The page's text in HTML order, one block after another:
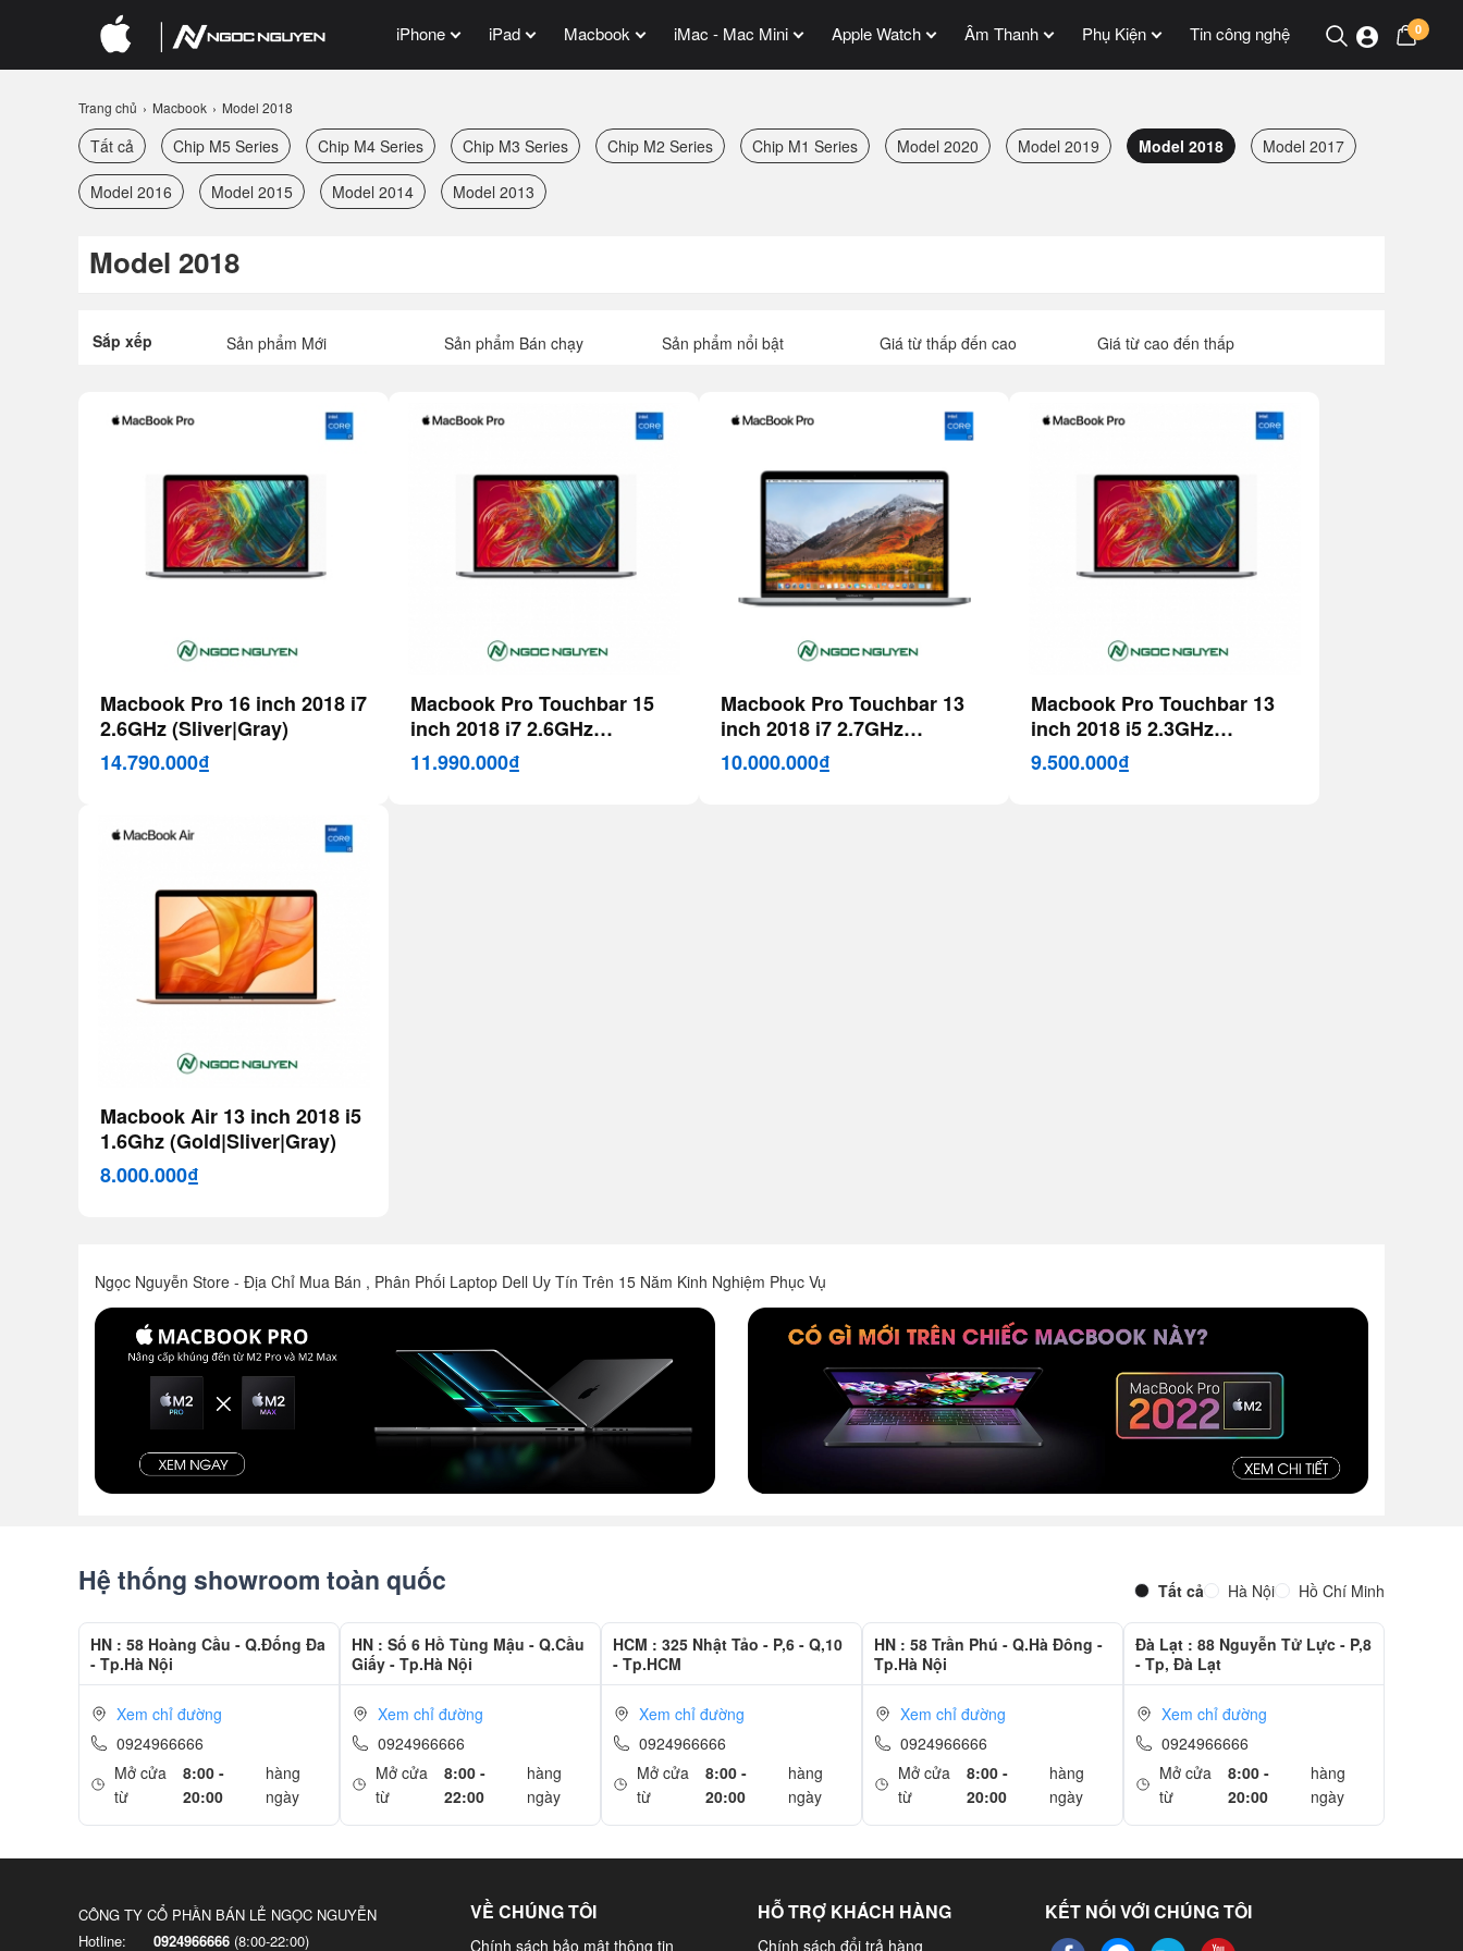
iPhone iPad Macbook iMac - Mac Mini Apple Watch Âm Thanh Phụ Kiện Tin công nghệ 0
Trang chủ Macbook Model 2018
Tất cả Chip M5 Series Chip M4 Series Chip M3 Series Chip M2 Series Chip M1 Series Model 2020 Model 2019 Model 2018 Model 2017
Model 2016 Model 2015 Model 2014 Model 2013
Model 2018
Sắp xếp Sản phẩm Mới Sản phẩm Bán chạy Sản phẩm nổi bật Giá từ thấp đến cao Giá từ cao đến thấp
Macbook Pro 16 inch 2018 i7
2.6GHz (Sliver|Gray)
14.790.000₫
Macbook Pro Touchbar 15
inch 2018 i7 2.6GHz
(Sliver|Gray)
11.990.000₫
Macbook Pro Touchbar 13
inch 2018 i7 2.7GHz
(Sliver|Gray)
10.000.000₫
Macbook Pro Touchbar 13
inch 2018 i5 2.3GHz
(Sliver|Gray)
9.500.000₫
Macbook Air 13 inch 2018 i5
1.6Ghz (Gold|Sliver|Gray)
8.000.000₫
Ngọc Nguyễn Store - Địa Chỉ Mua Bán , Phân Phối Laptop Dell Uy Tín Trên 15 Năm Kinh Nghiệm Phục Vụ
Hệ thống showroom toàn quốc Tất cả Hà Nội Hồ Chí Minh
HN : 58 Hoàng Cầu - Q.Đống Đa
- Tp.Hà Nội
Xem chỉ đường
0924966666
Mở cửa
từ
8:00 -
20:00
hàng
ngày
HN : Số 6 Hồ Tùng Mậu - Q.Cầu
Giấy - Tp.Hà Nội
Xem chỉ đường
0924966666
Mở cửa
từ
8:00 -
22:00
hàng
ngày
HCM : 325 Nhật Tảo - P,6 - Q,10
- Tp.HCM
Xem chỉ đường
0924966666
Mở cửa
từ
8:00 -
20:00
hàng
ngày
HN : 58 Trần Phú - Q.Hà Đông -
Tp.Hà Nội
Xem chỉ đường
0924966666
Mở cửa
từ
8:00 -
20:00
hàng
ngày
Đà Lạt : 88 Nguyễn Tử Lực - P,8
- Tp, Đà Lạt
Xem chỉ đường
0924966666
Mở cửa
từ
8:00 -
20:00
hàng
ngày
CÔNG TY CỔ PHẦN BÁN LẺ NGỌC NGUYỄN
Hotline:
0924966666 (8:00-22:00)
VỀ CHÚNG TÔI
Chính sách bảo mật thông tin
HỖ TRỢ KHÁCH HÀNG
Chính sách đổi trả hàng
KẾT NỐI VỚI CHÚNG TÔI